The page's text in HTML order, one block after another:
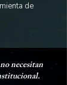
de
necesitan